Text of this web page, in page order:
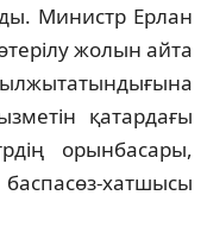
Министр Ерлан
жолын айта
қатардағы
орынбасары,
хатшысы